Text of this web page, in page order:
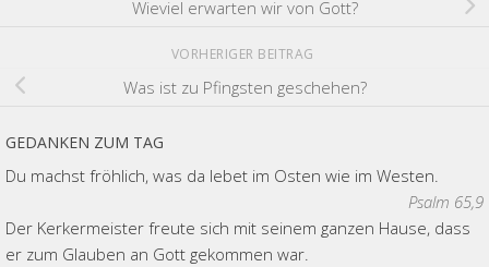
Wieviel erwarten wir von Gott?
VORHERIGER BEITRAG
Was ist zu Pfingsten geschehen?
GEDANKEN ZUM TAG
Du machst fröhlich, was da lebet im Osten wie im Westen.
Psalm 65,9
Der Kerkermeister freute sich mit seinem ganzen Hause, dass
er zum Glauben an Gott gekommen war.